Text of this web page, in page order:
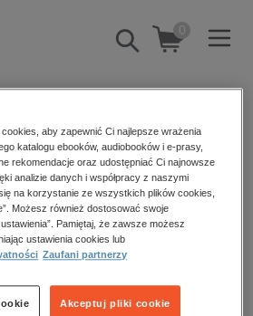
Pokaż/schowaj
wyszukiwarkę
0
wnętrz
gospodarka
Dragun
Filtrowanie
aby zapewnić Ci najlepsze wrażenia
katalogu ebooków, audiobooków i e-prasy,
rekomendacje oraz udostępniać Ci najnowsze
analizie danych i współpracy z naszymi
na korzystanie ze wszystkich plików cookies,
Możesz również dostosować swoje
Pamiętaj, że zawsze możesz
ustawienia cookies lub
Zaufani partnerzy
Akceptuj pliki cookie